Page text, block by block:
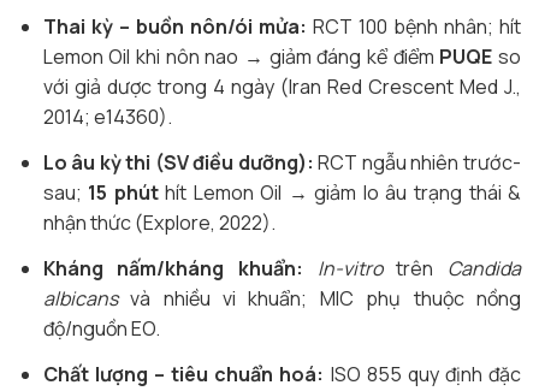
Thai kỳ – buồn nôn/ói mửa: RCT 100 bệnh nhân; hít
Lemon Oil khi nôn nao → giảm đáng kể điểm PUQE so
với giả dược trong 4 ngày (Iran Red Crescent Med J.,
2014; e14360).
Lo âu kỳ thi (SV điều dưỡng): RCT ngẫu nhiên trước-
sau; 15 phúthít Lemon Oil → giảm lo âu trạng thái &
nhận thức (Explore, 2022).
Kháng nấm/kháng khuẩn:
In-vitrotrên Candida
albicansvà nhiều vi khuẩn; MIC phụ thuộc nồng
độ/nguồn EO.
Chất lượng – tiêu chuẩn hoá: ISO 855 quy định đặc